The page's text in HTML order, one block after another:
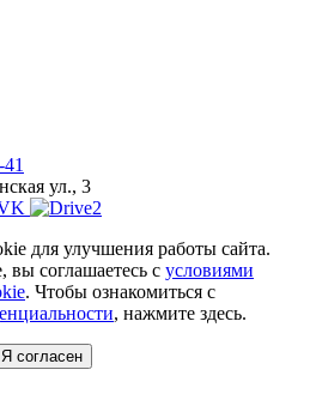
ул., 3
для улучшения работы сайта.
вы соглашаетесь с условиями
. Чтобы ознакомиться с
, нажмите здесь.
Я согласен